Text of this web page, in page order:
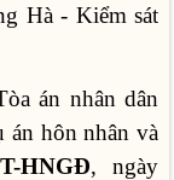
Hà - Kiểm sát
án nhân dân
án hôn nhân và
HNGĐ, ngày